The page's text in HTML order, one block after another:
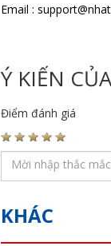
Email :
Ý KIẾN
Điểm đánh giá
KHÁC